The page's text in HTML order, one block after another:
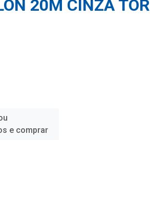
20M CINZA TOR
e comprar